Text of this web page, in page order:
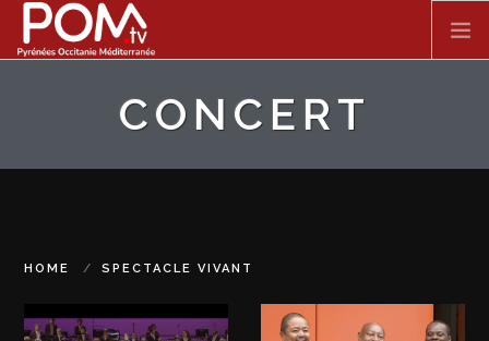
SPECTACLE VIVANT
CONCERT
HOME SPECTACLE VIVANT